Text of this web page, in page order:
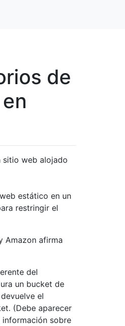
de
sitio web alojado
estático en un
restringir el
Amazon afirma
del
un bucket de
el
(Debe aparecer
sobre